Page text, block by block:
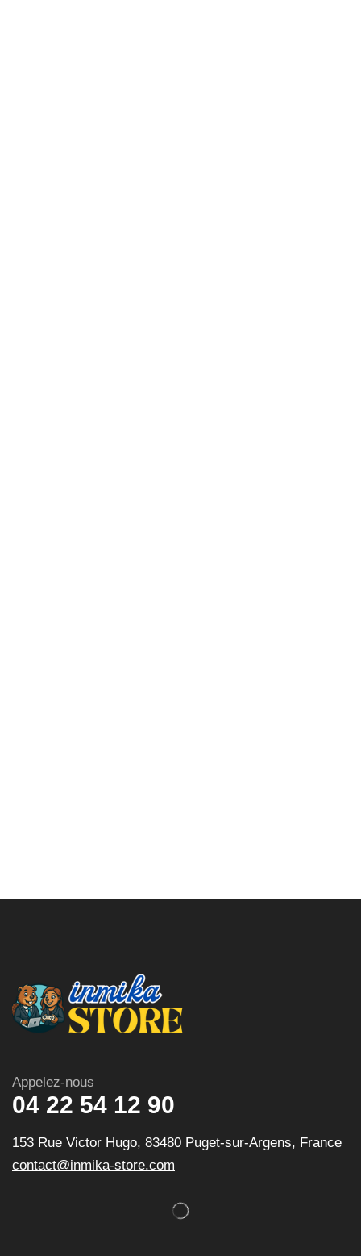
Appelez-nous
04 22 54 12 90
153 Rue Victor Hugo, 83480 Puget-sur-Argens, France
contact@inmika-store.com